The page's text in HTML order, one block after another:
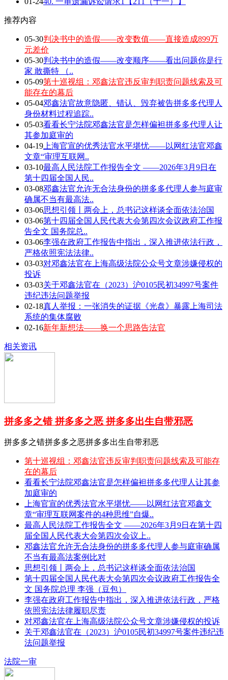
推荐内容
05-30判决书中的造假——改变数值——直接造成899万
元差价
05-30判决书中的造假——改变顺序——看出问题你是行
家 敢撕特 （..
05-09第十巡视组：邓鑫法官违反审判职责问题线索及可
能存在的幕后
05-04邓鑫法官故意隐匿、错认、毁弃被告拼多多代理人
身份材料过程追踪..
05-03看看长宁法院邓鑫法官是怎样偏袒拼多多代理人让
其参加庭审的
04-19 上海官宣的优秀法官水平堪忧——以网红法官邓鑫
文章“审理互联网..
03-10最高人民法院工作报告全文 ——2026年3月9日在
第十四届全国人民..
03-08邓鑫法官允许无合法身份的拼多多代理人参与庭审
确属不当有最高法..
03-06思想引领丨两会上，总书记这样谈全面依法治国
03-06第十四届全国人民代表大会第四次会议政府工作报
告全文 国务院总..
03-06李强在政府工作报告中指出，深入推进依法行政，
严格依照宪法法律..
03-03对邓鑫法官在上海高级法院公众号文章涉嫌侵权的
投诉
03-03关于邓鑫法官在（2023）沪0105民初34997号案件
违纪违法问题举报
02-18真人举报：一张消失的证据《光盘》暴露上海司法
系统的集体腐败
02-16新年新想法——换一个思路告法官
相关资讯
拼多多之错 拼多多之恶 拼多多出生自带邪恶
拼多多之错拼多多之恶拼多多出生自带邪恶
第十巡视组：邓鑫法官违反审判职责问题线索及可能存
在的幕后
看看长宁法院邓鑫法官是怎样偏袒拼多多代理人让其参
加庭审的
上海官宣的优秀法官水平堪忧——以网红法官邓鑫文
章“审理互联网案件的4种思维”自爆..
最高人民法院工作报告全文 ——2026年3月9日在第十四
届全国人民代表大会第四次会议上..
邓鑫法官允许无合法身份的拼多多代理人参与庭审确属
不当有最高法案例比对
思想引领丨两会上，总书记这样谈全面依法治国
第十四届全国人民代表大会第四次会议政府工作报告全
文 国务院总理 李强（豆包）
李强在政府工作报告中指出，深入推进依法行政，严格
依照宪法法律履职尽责
对邓鑫法官在上海高级法院公众号文章涉嫌侵权的投诉
关于邓鑫法官在（2023）沪0105民初34997号案件违纪违
法问题举报
法院一审